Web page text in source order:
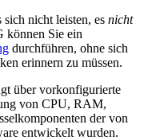
nicht leisten, es nicht
können Sie ein
durchführen, ohne sich
erinnern zu müssen.
über vorkonfigurierte
von CPU, RAM,
der von
entwickelt wurden.